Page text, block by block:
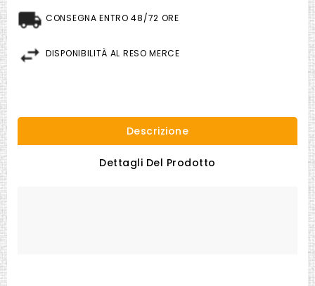
CONSEGNA ENTRO 48/72 ORE
DISPONIBILITÀ AL RESO MERCE
Descrizione
Dettagli Del Prodotto